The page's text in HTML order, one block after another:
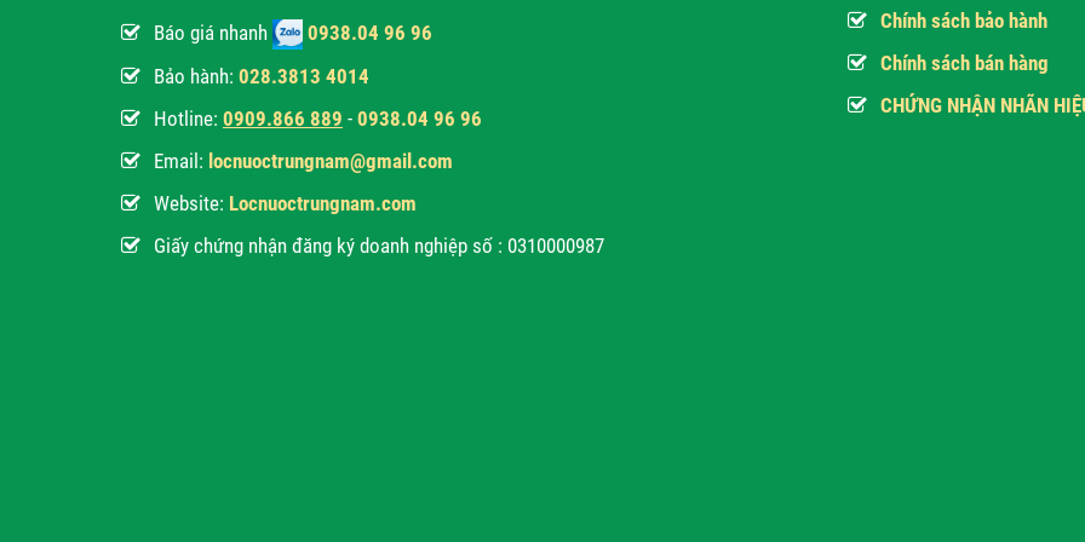
Báo giá nhanh
0938.04 96 96
Bảo hành: 028.3813 4014
Hotline: 0909.866 889 - 0938.04 96 96
Email: locnuoctrungnam@gmail.com
Website: Locnuoctrungnam.com
Giấy chứng nhận đăng ký doanh nghiệp số : 0310000987
Chính sách bảo hành
Chính sách bán hàng
CHỨNG NHẬN NHÃN